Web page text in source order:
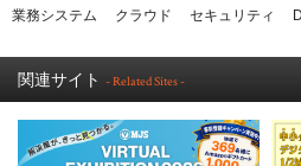
業務システム クラウド セキュリティ
関連サイト - Related Sites -